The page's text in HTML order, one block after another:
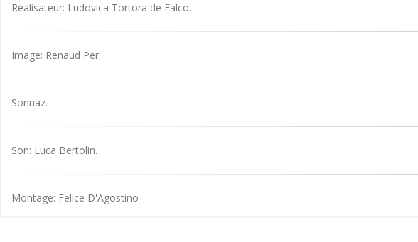
Réalisateur: Ludovica Tortora de Falco.
Image: Renaud Per
Sonnaz.
Son: Luca Bertolin.
Montage: Felice D'Agostino